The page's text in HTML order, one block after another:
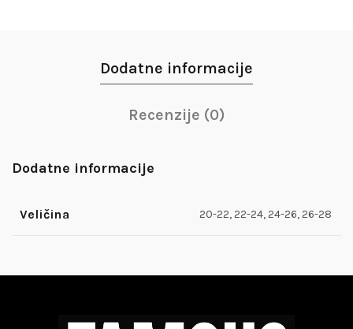
Dodatne informacije
Recenzije (0)
Dodatne informacije
Veličina 20-22, 22-24, 24-26, 26-28